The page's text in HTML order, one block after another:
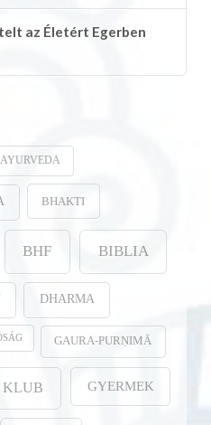
az Életért Egerben
AYURVEDA
BHAKTI
BHF BIBLIA
DHARMA
GAURA-PURṆIMĀ
KLUB GYERMEK